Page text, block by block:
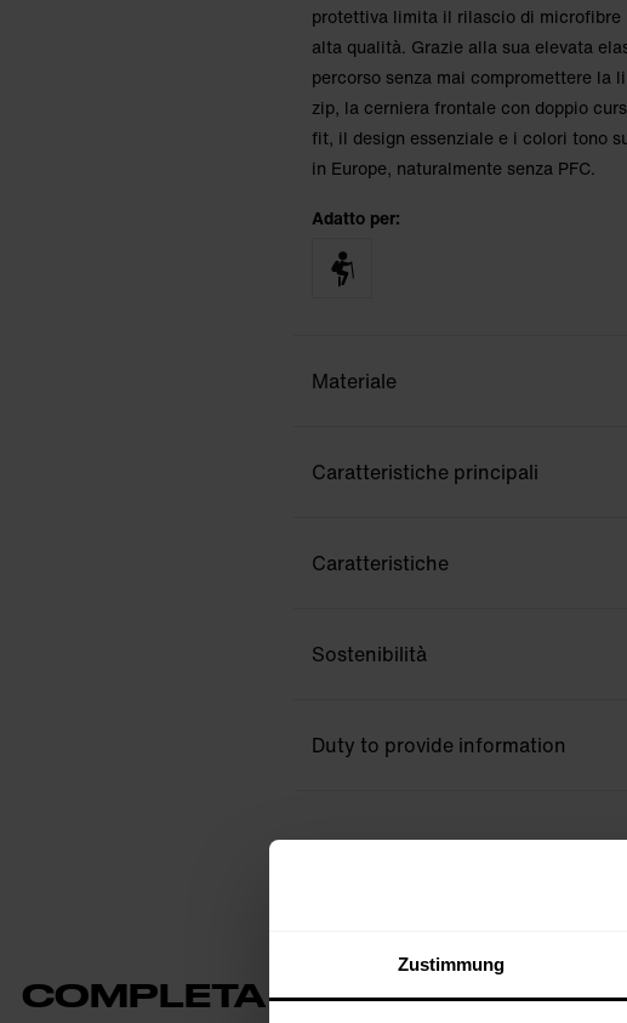
Zustimmung
protettiva limita il rilascio di microfibre
alta qualità. Grazie alla sua elevata
percorso senza mai compromettere la
zip, la cerniera frontale con doppio
fit, il design essenziale e i colori tono
in Europe, naturalmente senza PFC.
Adatto per:
Materiale
Caratteristiche principali
Caratteristiche
Sostenibilità
Duty to provide information
COMPLETA IL TUO OUTFIT